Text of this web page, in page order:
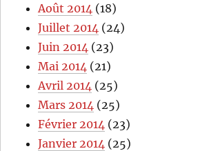
Août 2014 (18)
Juillet 2014 (24)
Juin 2014 (23)
Mai 2014 (21)
Avril 2014 (25)
Mars 2014 (25)
Février 2014 (23)
Janvier 2014 (25)